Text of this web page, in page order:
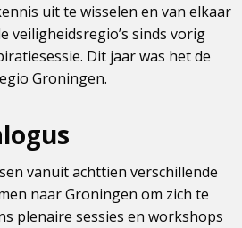
uit te wisselen en van elkaar
veiligheidsregio’s sinds vorig
Dit jaar was het de
Groningen.
vanuit achttien verschillende
naar Groningen om zich te
plenaire sessies en workshops